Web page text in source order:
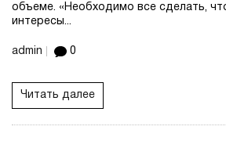
объеме. «Необходимо все сделать,
интересы...
admin 0
Читать далее